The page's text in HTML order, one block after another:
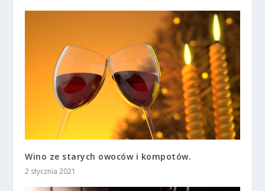
Wino ze starych owoców i kompotów.
2 stycznia 2021